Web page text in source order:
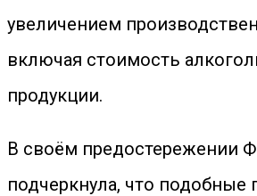
увеличением
включая стоимость
продукции.
В своём предостережении
подчеркнула, что подобные